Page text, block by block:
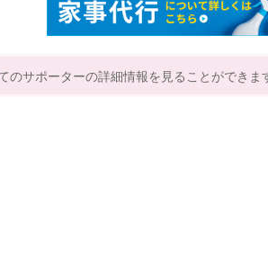
のサポーターの詳細情報を見ることができま